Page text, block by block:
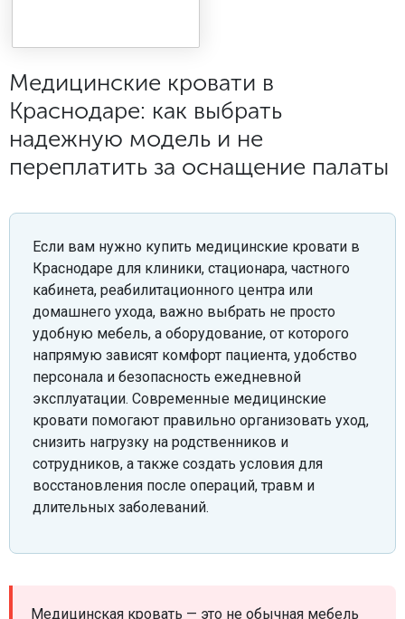
Медицинские кровати в
Краснодаре: как выбрать
надежную модель и не
переплатить за оснащение палаты
Если вам нужно купить медицинские кровати в
Краснодаре для клиники, стационара, частного
кабинета, реабилитационного центра или
домашнего ухода, важно выбрать не просто
удобную мебель, а оборудование, от которого
напрямую зависят комфорт пациента, удобство
персонала и безопасность ежедневной
эксплуатации. Современные медицинские
кровати помогают правильно организовать уход,
снизить нагрузку на родственников и
сотрудников, а также создать условия для
восстановления после операций, травм и
длительных заболеваний.
Медицинская кровать — это не обычная мебель